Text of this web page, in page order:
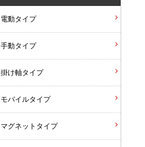
電動タイプ
手動タイプ
掛け軸タイプ
モバイルタイプ
マグネットタイプ